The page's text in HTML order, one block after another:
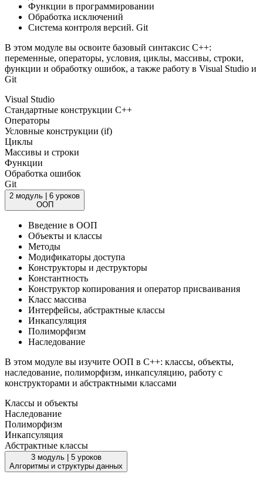
Функции в программировании
Обработка исключений
Система контроля версий. Git
В этом модуле вы освоите базовый синтаксис C++:
переменные, операторы, условия, циклы, массивы, строки,
функции и обработку ошибок, а также работу в Visual Studio и
Git
Visual Studio
Стандартные конструкции C++
Операторы
Условные конструкции (if)
Циклы
Массивы и строки
Функции
Обработка ошибок
Git
2 модуль
6 уроков
ООП
Введение в ООП
Объекты и классы
Методы
Модификаторы доступа
Конструкторы и деструкторы
Константность
Конструктор копирования и оператор присваивания
Класс массива
Интерфейсы, абстрактные классы
Инкапсуляция
Полиморфизм
Наследование
В этом модуле вы изучите ООП в C++: классы, объекты,
наследование, полиморфизм, инкапсуляцию, работу с
конструкторами и абстрактными классами
Классы и объекты
Наследование
Полиморфизм
Инкапсуляция
Абстрактные классы
3 модуль
5 уроков
Алгоритмы и структуры данных